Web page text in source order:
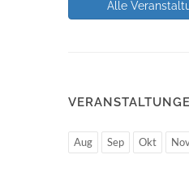
Alle
Aug Sep Okt